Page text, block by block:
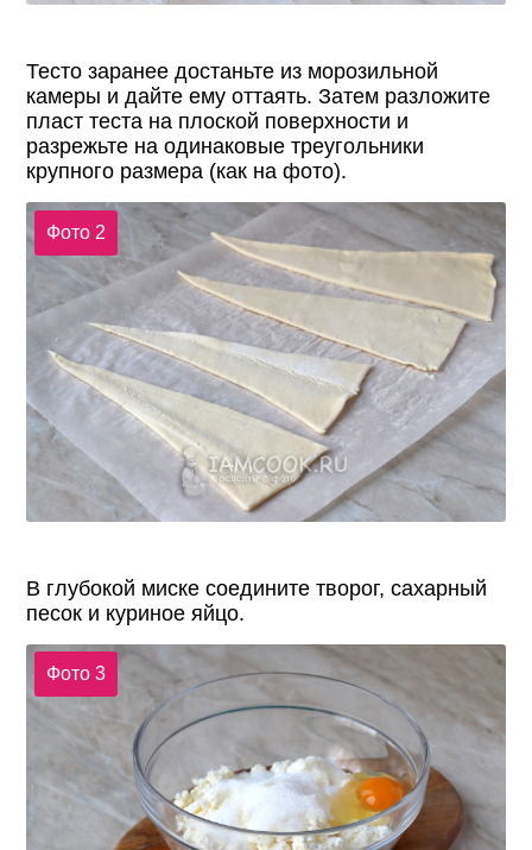
Тесто заранее достаньте из морозильной
камеры и дайте ему оттаять. Затем разложите
пласт теста на плоской поверхности и
разрежьте на одинаковые треугольники
крупного размера (как на фото).
Фото 2
В глубокой миске соедините творог, сахарный
песок и куриное яйцо.
Фото 3